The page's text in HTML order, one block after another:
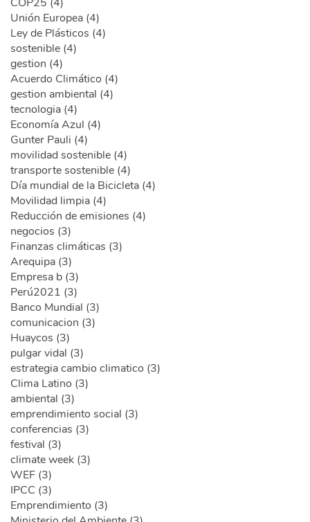
Unión Europea (4)
Ley de Plásticos (4)
sostenible (4)
gestion (4)
Acuerdo Climático (4)
gestion ambiental (4)
tecnologia (4)
Economía Azul (4)
Gunter Pauli (4)
movilidad sostenible (4)
transporte sostenible (4)
Día mundial de la Bicicleta (4)
Movilidad limpia (4)
Reducción de emisiones (4)
negocios (3)
Finanzas climáticas (3)
Arequipa (3)
Empresa b (3)
Perú2021 (3)
Banco Mundial (3)
comunicacion (3)
Huaycos (3)
pulgar vidal (3)
estrategia cambio climatico (3)
Clima Latino (3)
ambiental (3)
emprendimiento social (3)
conferencias (3)
festival (3)
climate week (3)
WEF (3)
IPCC (3)
Emprendimiento (3)